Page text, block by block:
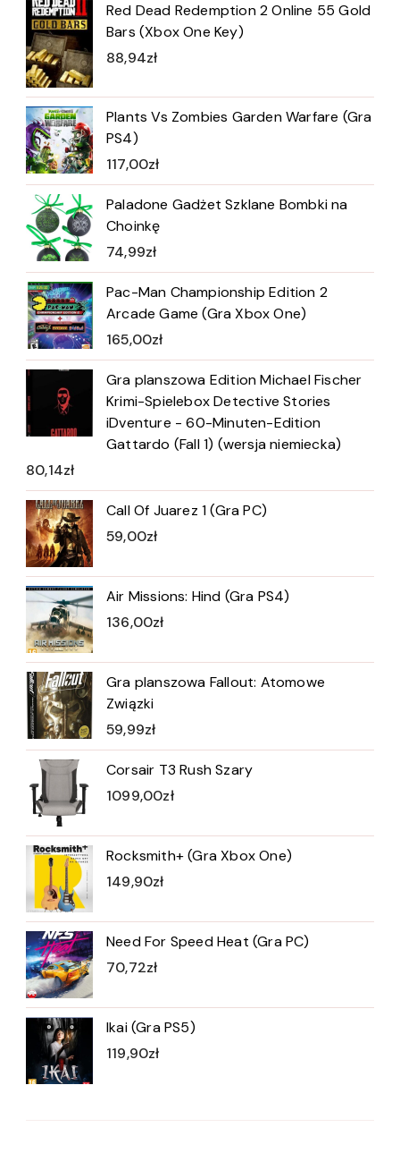
Red Dead Redemption 2 Online 55 Gold
Bars (Xbox One Key)
88,94zł
Plants Vs Zombies Garden Warfare (Gra
PS4)
117,00zł
Paladone Gadżet Szklane Bombki na
Choinkę
74,99zł
Pac-Man Championship Edition 2
Arcade Game (Gra Xbox One)
165,00zł
Gra planszowa Edition Michael Fischer
Krimi-Spielebox Detective Stories
iDventure - 60-Minuten-Edition
Gattardo (Fall 1) (wersja niemiecka)
80,14zł
Call Of Juarez 1 (Gra PC)
59,00zł
Air Missions: Hind (Gra PS4)
136,00zł
Gra planszowa Fallout: Atomowe
Związki
59,99zł
Corsair T3 Rush Szary
1099,00zł
Rocksmith+ (Gra Xbox One)
149,90zł
Need For Speed Heat (Gra PC)
70,72zł
Ikai (Gra PS5)
119,90zł